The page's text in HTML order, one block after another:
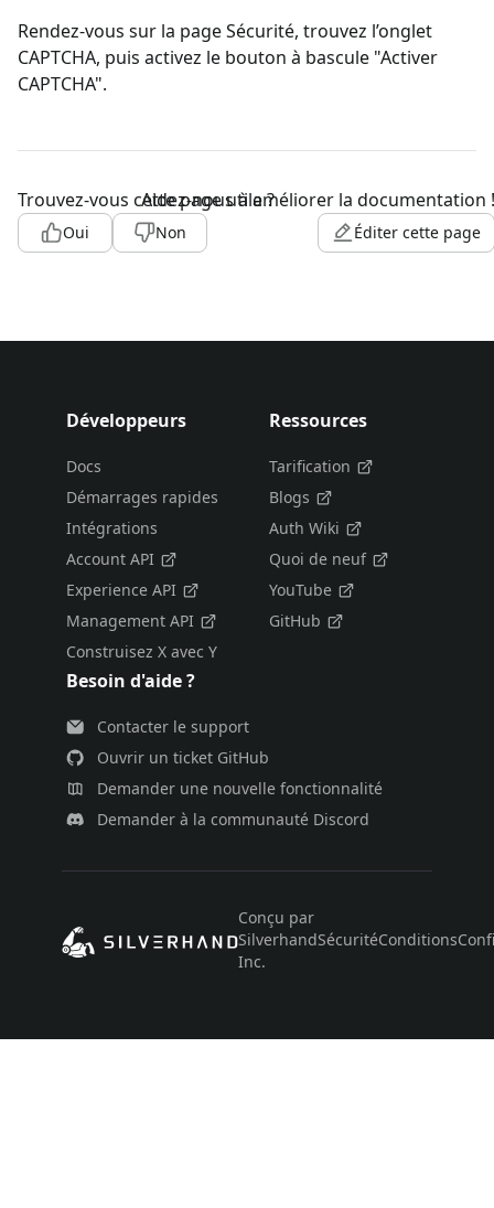
Rendez-vous sur la page Sécurité, trouvez l’onglet
CAPTCHA, puis activez le bouton à bascule "Activer
CAPTCHA".
Trouvez-vous cette page utile ?
Oui Non
Aidez-nous à améliorer la documentation !
Éditer cette page
Développeurs
Docs
Démarrages rapides
Intégrations
Account API
Experience API
Management API
Construisez X avec Y
Ressources
Tarification
Blogs
Auth Wiki
Quoi de neuf
YouTube
GitHub
Besoin d'aide ?
Contacter le support
Ouvrir un ticket GitHub
Demander une nouvelle fonctionnalité
Demander à la communauté Discord
Conçu par
Silverhand
Inc.
SécuritéConditions